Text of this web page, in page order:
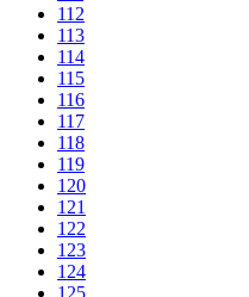
112
113
114
115
116
117
118
119
120
121
122
123
124